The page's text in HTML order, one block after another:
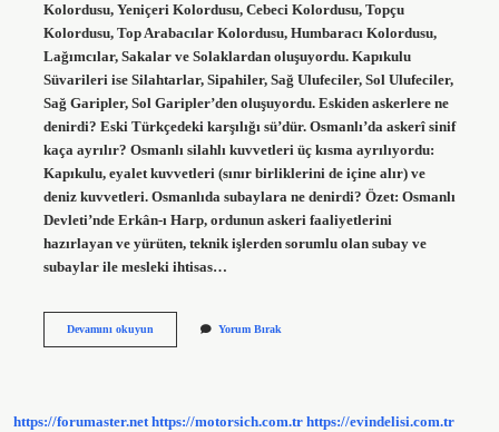
Kolordusu, Yeniçeri Kolordusu, Cebeci Kolordusu, Topçu
Kolordusu, Top Arabacılar Kolordusu, Humbaracı Kolordusu,
Lağımcılar, Sakalar ve Solaklardan oluşuyordu. Kapıkulu
Süvarileri ise Silahtarlar, Sipahiler, Sağ Ulufeciler, Sol Ulufeciler,
Sağ Garipler, Sol Garipler’den oluşuyordu. Eskiden askerlere ne
denirdi? Eski Türkçedeki karşılığı sü’dür. Osmanlı’da askerî sinif
kaça ayrılır? Osmanlı silahlı kuvvetleri üç kısma ayrılıyordu:
Kapıkulu, eyalet kuvvetleri (sınır birliklerini de içine alır) ve
deniz kuvvetleri. Osmanlıda subaylara ne denirdi? Özet: Osmanlı
Devleti’nde Erkân-ı Harp, ordunun askeri faaliyetlerini
hazırlayan ve yürüten, teknik işlerden sorumlu olan subay ve
subaylar ile mesleki ihtisas…
Devamını okuyunOsmanlı
Verilir
Yorum Bırak
https://forumaster.net https://motorsich.com.tr https://evindelisi.com.tr